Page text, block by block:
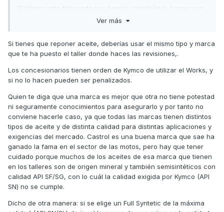
El Works esta fabricado por Repsol y también lo tienen con
las mismas certificaciones (API SN; MA2; JASO T 903 :
Todos son aceites para motos de 4 tiempos, pero cada
fabricante te lo recomienda para una cosa. Works para
rendimiento (competición).
con las certificaciones, asi que si no consigo el Works le
pondre el Castrol o el repsol.
Los tres son SAE 10W40
Ver más
Si tienes que reponer aceite, deberías usar el mismo tipo y marca
que te ha puesto el taller donde haces las revisiones,.
Los concesionarios tienen orden de Kymco de utilizar el Works, y
si no lo hacen pueden ser penalizados.
Quien te diga que una marca es mejor que otra no tiene potestad
ni seguramente conocimientos para asegurarlo y por tanto no
conviene hacerle caso, ya que todas las marcas tienen distintos
tipos de aceite y de distinta calidad para distintas aplicaciones y
exigencias del mercado. Castrol es una buena marca que sae ha
ganado la fama en el sector de las motos, pero hay que tener
cuidado porque muchos de los aceites de esa marca que tienen
en los talleres son de origen mineral y también semisintéticos con
calidad API SF/SG, con lo cuál la calidad exigida por Kymco (API
SN) no se cumple.
Dicho de otra manera: si se elige un Full Syntetic de la máxima